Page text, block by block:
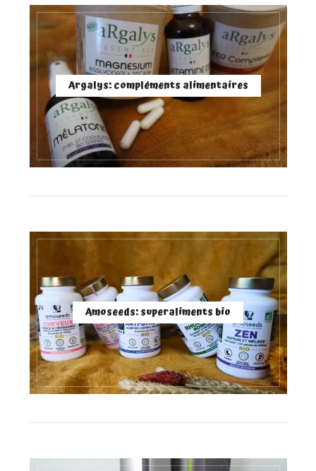
Argalys: compléments alimentaires
Amoseeds: superaliments bio